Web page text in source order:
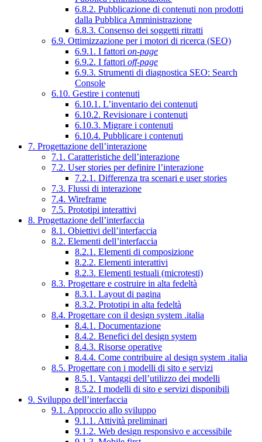
6.8.2. Pubblicazione di contenuti non prodotti
dalla Pubblica Amministrazione
6.8.3. Consenso dei soggetti ritratti
6.9. Ottimizzazione per i motori di ricerca (SEO)
6.9.1. I fattori on-page
6.9.2. I fattori off-page
6.9.3. Strumenti di diagnostica SEO: Search
Console
6.10. Gestire i contenuti
6.10.1. L’inventario dei contenuti
6.10.2. Revisionare i contenuti
6.10.3. Migrare i contenuti
6.10.4. Pubblicare i contenuti
7. Progettazione dell’interazione
7.1. Caratteristiche dell’interazione
7.2. User stories per definire l’interazione
7.2.1. Differenza tra scenari e user stories
7.3. Flussi di interazione
7.4. Wireframe
7.5. Prototipi interattivi
8. Progettazione dell’interfaccia
8.1. Obiettivi dell’interfaccia
8.2. Elementi dell’interfaccia
8.2.1. Elementi di composizione
8.2.2. Elementi interattivi
8.2.3. Elementi testuali (microtesti)
8.3. Progettare e costruire in alta fedeltà
8.3.1. Layout di pagina
8.3.2. Prototipi in alta fedeltà
8.4. Progettare con il design system .italia
8.4.1. Documentazione
8.4.2. Benefici del design system
8.4.3. Risorse operative
8.4.4. Come contribuire al design system .italia
8.5. Progettare con i modelli di sito e servizi
8.5.1. Vantaggi dell’utilizzo dei modelli
8.5.2. I modelli di sito e servizi disponibili
9. Sviluppo dell’interfaccia
9.1. Approccio allo sviluppo
9.1.1. Attività preliminari
9.1.2. Web design responsivo e accessibile